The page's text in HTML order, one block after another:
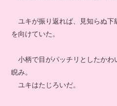
ユキが振り返れば、見知らぬ下
を向けていた。
小柄で目がパッチリとしたかわ
睨み。
ユキはたじろいだ。